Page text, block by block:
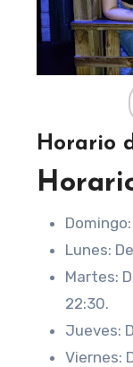
Horario
Lunes:
Martes:
22:30.
Jueves:
Viernes: